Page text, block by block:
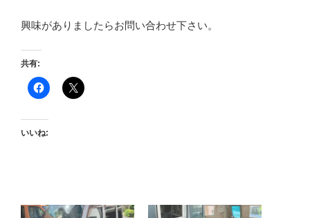
興味がありましたらお問い合わせ下さい。
共有:
いいね: